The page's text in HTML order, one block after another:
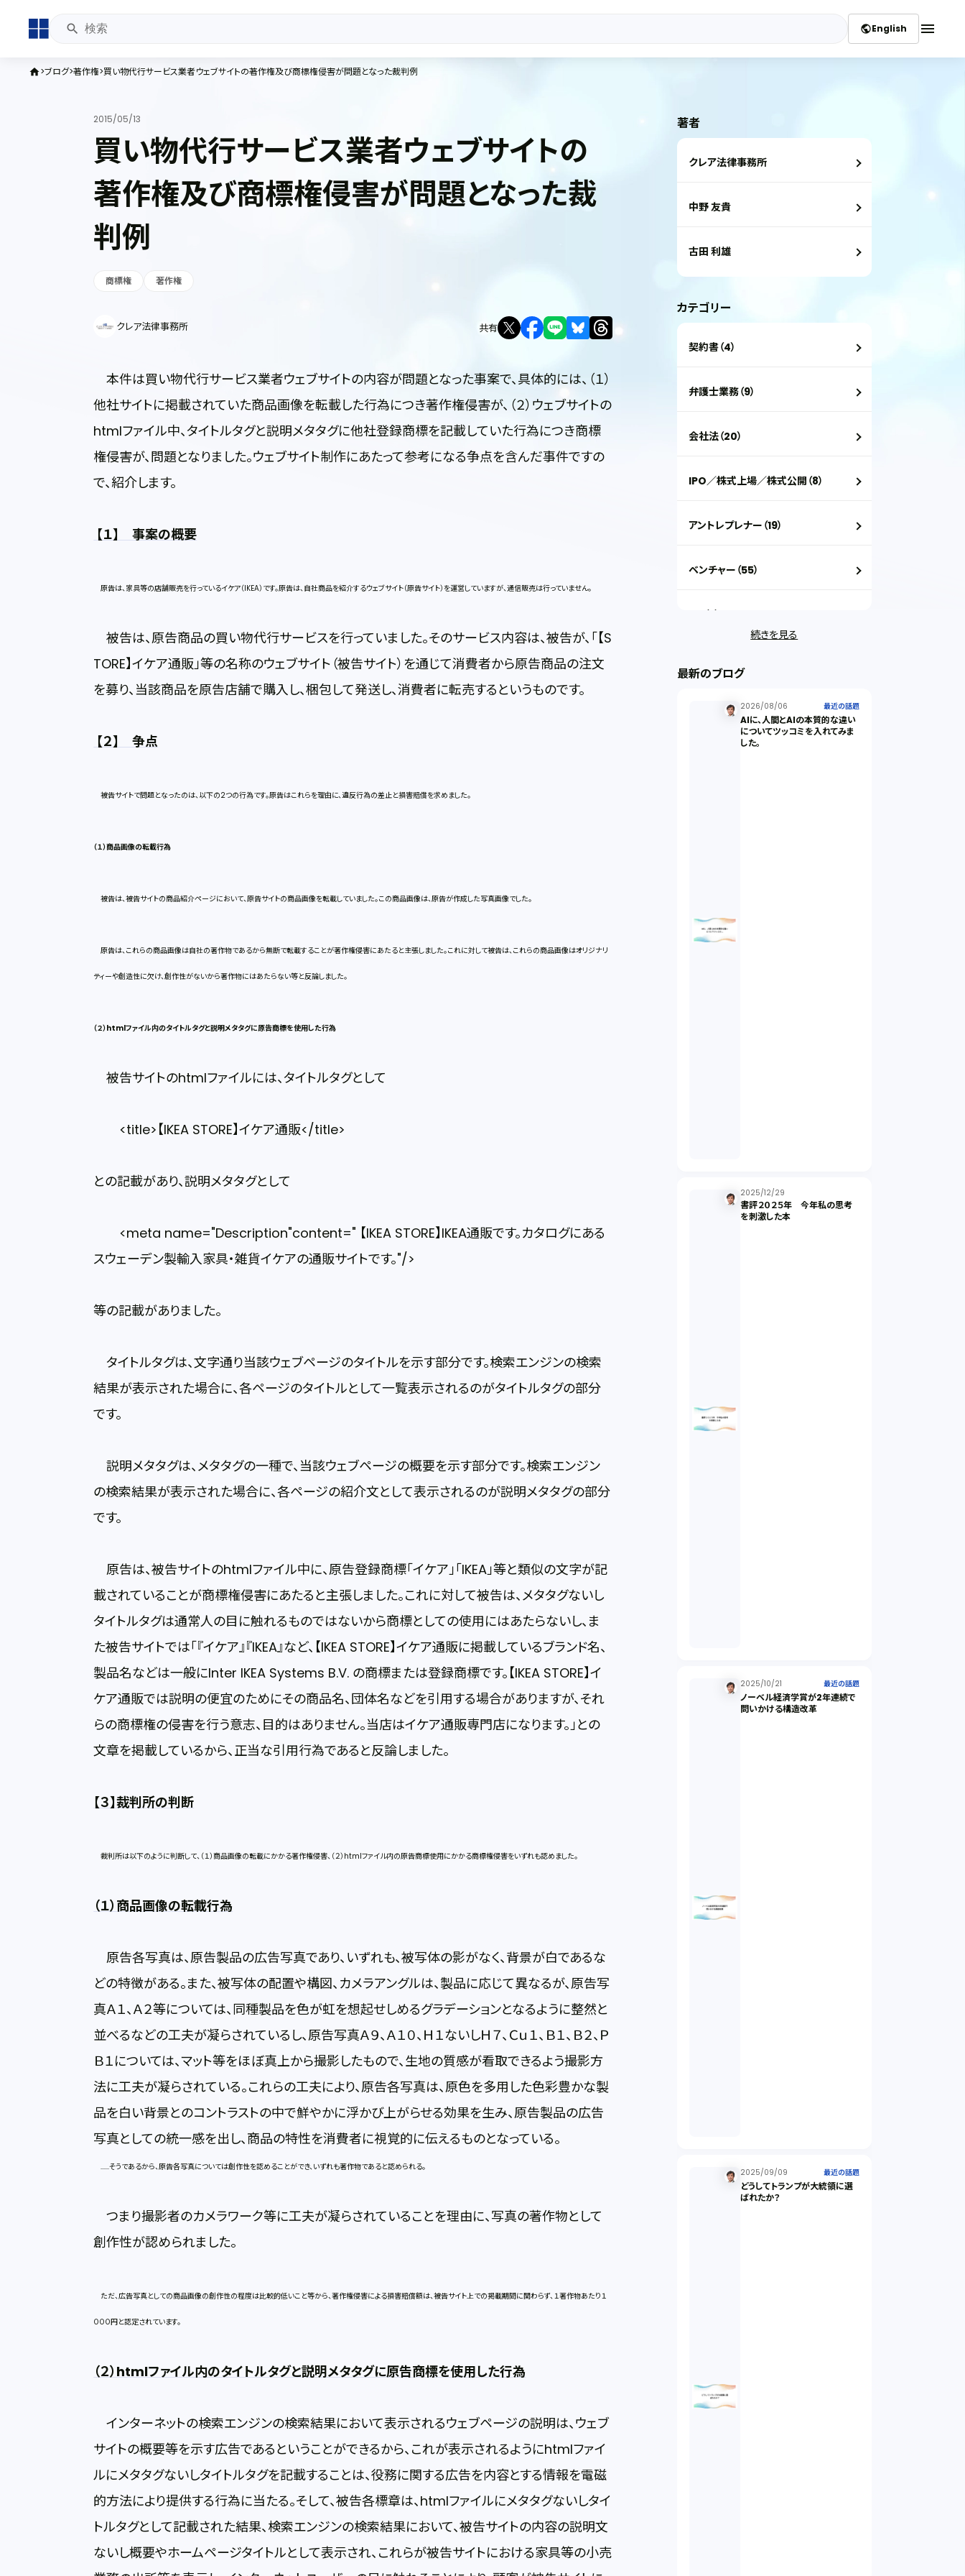
publicEnglish menu
home ブログ 著作権 買い物代行サービス業者ウェブサイトの著作権及び商標権侵害が問題となった裁判例
2015/05/13
買い物代行サービス業者ウェブサイトの
著作権及び商標権侵害が問題となった裁
判例
商標権 著作権
クレア法律事務所 共有
本件は買い物代行サービス業者ウェブサイトの内容が問題となった事案で、具体的には、（１）
他社サイトに掲載されていた商品画像を転載した行為につき著作権侵害が、（２）ウェブサイトの
htmlファイル中、タイトルタグと説明メタタグに他社登録商標を記載していた行為につき商標
権侵害が、問題となりました。ウェブサイト制作にあたって参考になる争点を含んだ事件ですの
で、紹介します。
【１】 事案の概要
原告は、家具等の店舗販売を行っているイケア（IKEA）です。原告は、自社商品を紹介するウェブサイト（原告サイト）を運営していますが、通信販売は行っていません。
被告は、原告商品の買い物代行サービスを行っていました。そのサービス内容は、被告が、「【S
TORE】イケア通販」等の名称のウェブサイト（被告サイト）を通じて消費者から原告商品の注文
を募り、当該商品を原告店舗で購入し、梱包して発送し、消費者に転売するというものです。
【２】 争点
被告サイトで問題となったのは、以下の2つの行為です。原告はこれらを理由に、違反行為の差止と損害賠償を求めました。
（１）商品画像の転載行為
被告は、被告サイトの商品紹介ページにおいて、原告サイトの商品画像を転載していました。この商品画像は、原告が作成した写真画像でした。
原告は、これらの商品画像は自社の著作物であるから無断で転載することが著作権侵害にあたると主張しました。これに対して被告は、これらの商品画像はオリジナリ
ティーや創造性に欠け、創作性がないから著作物にはあたらない等と反論しました。
（２）htmlファイル内のタイトルタグと説明メタタグに原告商標を使用した行為
被告サイトのhtmlファイルには、タイトルタグとして
<title>【IKEA STORE】イケア通販</title>
との記載があり、説明メタタグとして
<meta name="Description"content=" 【IKEA STORE】IKEA通販です。カタログにある
スウェーデン製輸入家具・雑貨イケアの通販サイトです。"/>
等の記載がありました。
タイトルタグは、文字通り当該ウェブページのタイトルを示す部分です。検索エンジンの検索
結果が表示された場合に、各ページのタイトルとして一覧表示されるのがタイトルタグの部分
です。
説明メタタグは、メタタグの一種で、当該ウェブページの概要を示す部分です。検索エンジン
の検索結果が表示された場合に、各ページの紹介文として表示されるのが説明メタタグの部分
です。
原告は、被告サイトのhtmlファイル中に、原告登録商標「イケア」「IKEA」等と類似の文字が記
載されていることが商標権侵害にあたると主張しました。これに対して被告は、メタタグないし
タイトルタグは通常人の目に触れるものではないから商標としての使用にはあたらないし、ま
た被告サイトでは「『イケア』『IKEA』など、【IKEA STORE】イケア通販に掲載しているブランド名、
製品名などは一般にInter IKEA Systems B.V. の商標または登録商標です。【IKEA STORE】イ
ケア通販では説明の便宜のためにその商品名、団体名などを引用する場合がありますが、それ
らの商標権の侵害を行う意志、目的はありません。当店はイケア通販専門店になります。」との
文章を掲載しているから、正当な引用行為であると反論しました。
【３】裁判所の判断
裁判所は以下のように判断して、（１）商品画像の転載にかかる著作権侵害、（２）htmlファイル内の原告商標使用にかかる商標権侵害をいずれも認めました。
（１）商品画像の転載行為
原告各写真は、原告製品の広告写真であり、いずれも、被写体の影がなく、背景が白であるな
どの特徴がある。また、被写体の配置や構図、カメラアングルは、製品に応じて異なるが、原告写
真Ａ１、Ａ２等については、同種製品を色が虹を想起せしめるグラデーションとなるように整然と
並べるなどの工夫が凝らされているし、原告写真Ａ９、Ａ１０、Ｈ１ないしＨ７、Ｃｕ１、Ｂ１、Ｂ２、Ｐ
Ｂ１については、マット等をほぼ真上から撮影したもので、生地の質感が看取できるよう撮影方
法に工夫が凝らされている。これらの工夫により、原告各写真は、原色を多用した色彩豊かな製
品を白い背景とのコントラストの中で鮮やかに浮かび上がらせる効果を生み、原告製品の広告
写真としての統一感を出し、商品の特性を消費者に視覚的に伝えるものとなっている。
......そうであるから、原告各写真については創作性を認めることができ、いずれも著作物であると認められる。
つまり撮影者のカメラワーク等に工夫が凝らされていることを理由に、写真の著作物として
創作性が認められました。
ただ、広告写真としての商品画像の創作性の程度は比較的低いこと等から、著作権侵害による損害賠償額は、被告サイト上での掲載期間に関わらず、１著作物あたり１
０００円と認定されています。
（２）htmlファイル内のタイトルタグと説明メタタグに原告商標を使用した行為
インターネットの検索エンジンの検索結果において表示されるウェブページの説明は、ウェブ
サイトの概要等を示す広告であるということができるから、これが表示されるようにhtmlファイ
ルにメタタグないしタイトルタグを記載することは、役務に関する広告を内容とする情報を電磁
的方法により提供する行為に当たる。そして、被告各標章は、htmlファイルにメタタグないしタイ
トルタグとして記載された結果、検索エンジンの検索結果において、被告サイトの内容の説明文
ないし概要やホームページタイトルとして表示され、これらが被告サイトにおける家具等の小売
著者
クレア法律事務所
中野 友貴
古田 利雄
カテゴリー
契約書（4）
弁護士業務（9）
会社法（20）
IPO／株式上場／株式公開（8）
アントレプレナー（19）
ベンチャー（55）
VC（2）
最近の話題（122）
知財戦略（1）
IoT（6）
発信者情報開示請求（1）
株式譲渡（1）
業務委託契約（1）
民事再生（2）
消費者契約法（5）
労働者派遣法（1）
続きを見る
最新のブログ
2026/08/06 最近の話題
AIに、人間とAIの本質的な違い
についてツッコミを入れてみま
した。
2025/12/29
書評２０２５年 今年私の思考
を刺激した本
2025/10/21 最近の話題
ノーベル経済学賞が2年連続で
問いかける構造改革
2025/09/09 最近の話題
どうしてトランプが大統領に選
ばれたか？